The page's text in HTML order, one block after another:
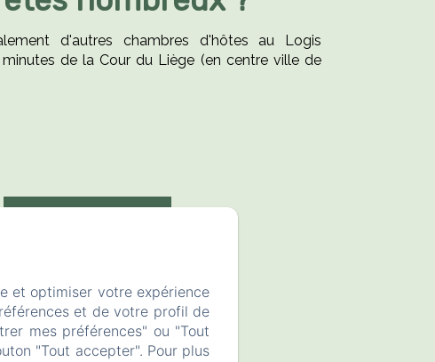
d'autres chambres d'hôtes au Logis
de la Cour du Liège (en centre ville de
et optimiser votre expérience
et de votre profil de
mes préférences" ou "Tout
"Tout accepter". Pour plus